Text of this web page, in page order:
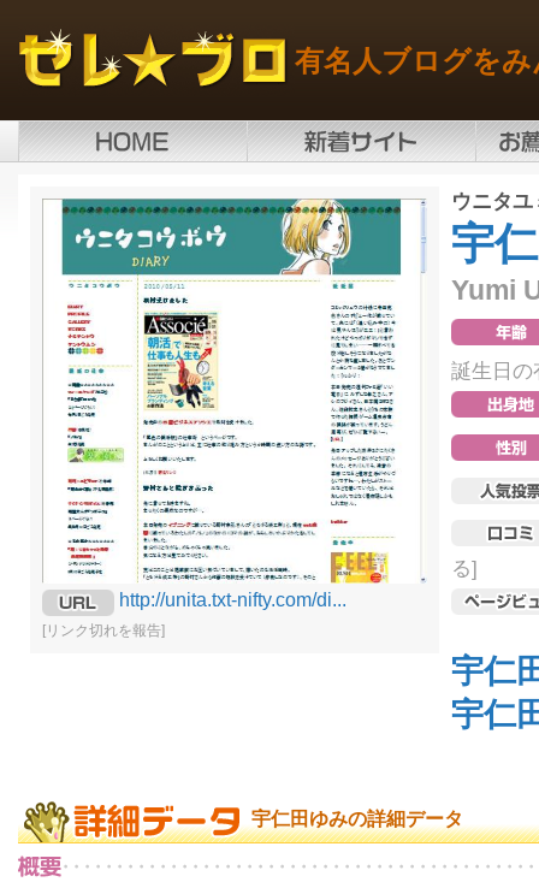
有名人ブログを
http://unita.txt-nifty.com/di...
[リンク切れを報告]
ウニタユ
宇
Yumi
誕生日の
る]
宇仁
宇仁
宇仁田ゆみの詳細データ